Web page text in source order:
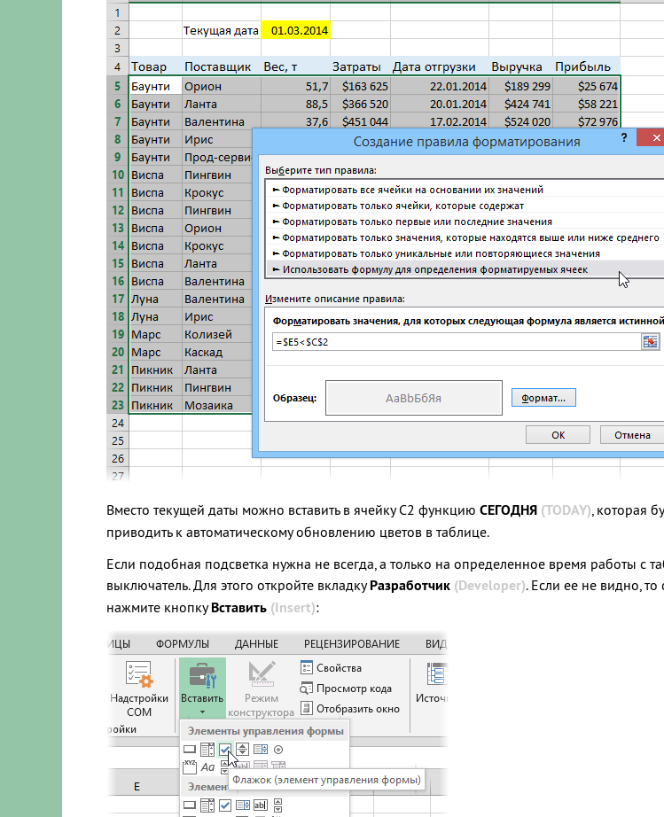
Вместо текущей даты можно вставить в ячейку С2 функцию СЕГОДНЯ (TODAY), которая
приводить к автоматическому обновлению цветов в таблице.
Если подобная подсветка нужна не всегда, а только на определенное время работы с
выключатель. Для этого откройте вкладкуРазработчик (Developer). Если ее не видно,
нажмите кнопкуВставить (Insert):